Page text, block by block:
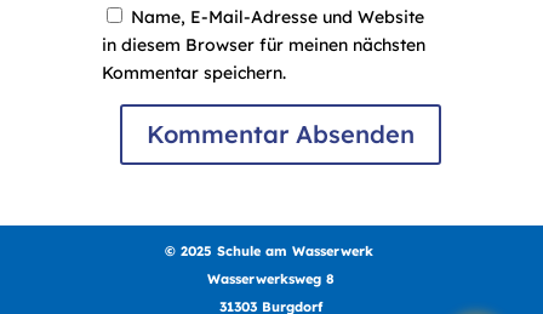
Name, E-Mail-Adresse und Website
in diesem Browser für meinen nächsten
Kommentar speichern.
© 2025 Schule am Wasserwerk
Wasserwerksweg 8
31303 Burgdorf